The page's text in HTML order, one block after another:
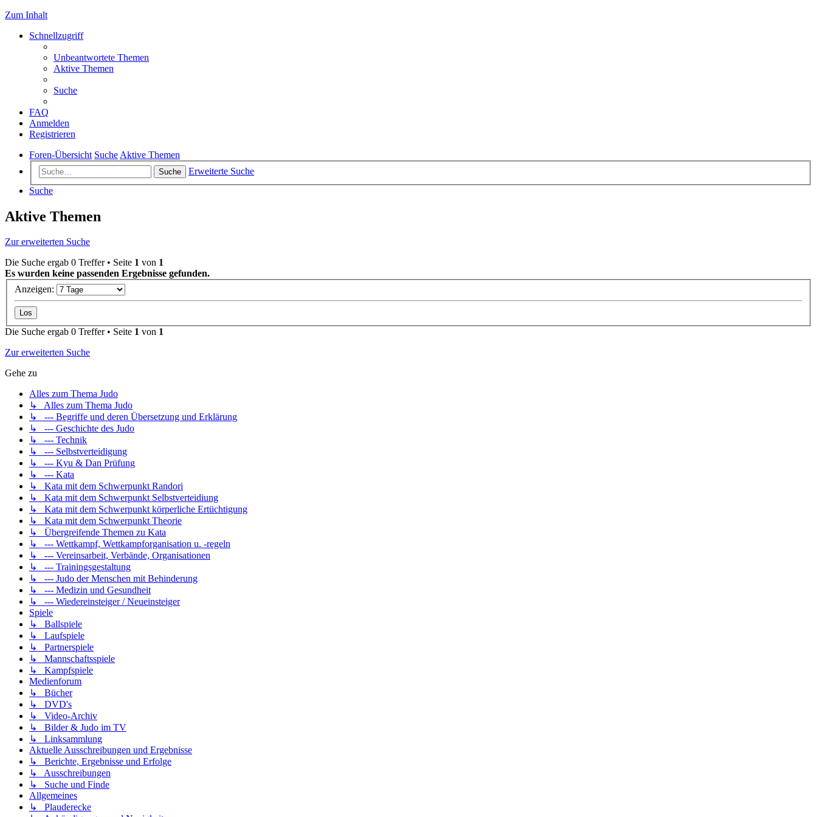
Zum Inhalt
Schnellzugriff
Unbeantwortete Themen
Aktive Themen
Suche
FAQ
Anmelden
Registrieren
Foren-Übersicht Suche Aktive Themen
Suche
Erweiterte Suche
Suche
Aktive Themen
Zur erweiterten Suche
Die Suche ergab 0 Treffer • Seite 1 von 1
Es wurden keine passenden Ergebnisse gefunden.
Anzeigen:
Die Suche ergab 0 Treffer • Seite 1 von 1
Zur erweiterten Suche
Gehe zu
Alles zum Thema Judo
↳ Alles zum Thema Judo
↳ --- Begriffe und deren Übersetzung und Erklärung
↳ --- Geschichte des Judo
↳ --- Technik
↳ --- Selbstverteidigung
↳ --- Kyu & Dan Prüfung
↳ --- Kata
↳ Kata mit dem Schwerpunkt Randori
↳ Kata mit dem Schwerpunkt Selbstverteidiung
↳ Kata mit dem Schwerpunkt körperliche Ertüchtigung
↳ Kata mit dem Schwerpunkt Theorie
↳ Übergreifende Themen zu Kata
↳ --- Wettkampf, Wettkampforganisation u. -regeln
↳ --- Vereinsarbeit, Verbände, Organisationen
↳ --- Trainingsgestaltung
↳ --- Judo der Menschen mit Behinderung
↳ --- Medizin und Gesundheit
↳ --- Wiedereinsteiger / Neueinsteiger
Spiele
↳ Ballspiele
↳ Laufspiele
↳ Partnerspiele
↳ Mannschaftsspiele
↳ Kampfspiele
Medienforum
↳ Bücher
↳ DVD's
↳ Video-Archiv
↳ Bilder & Judo im TV
↳ Linksammlung
Aktuelle Ausschreibungen und Ergebnisse
↳ Berichte, Ergebnisse und Erfolge
↳ Ausschreibungen
↳ Suche und Finde
Allgemeines
↳ Plauderecke